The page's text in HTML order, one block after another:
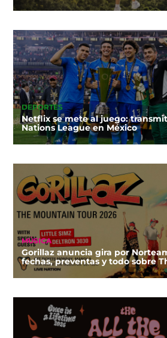
DEPORTES
Netflix se mete al juego:
Nations League en México
MÚSICA
Gorillaz anuncia gira por
fechas, preventas y todo sobre